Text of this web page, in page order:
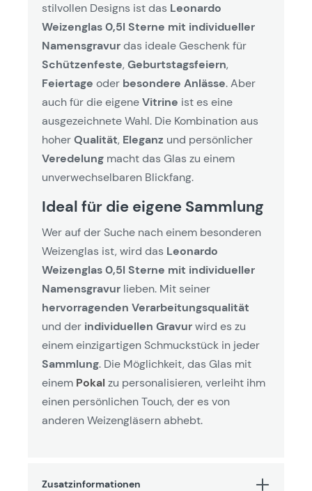
stilvollen Designs ist das Leonardo
Weizenglas 0,5l Sterne mit individueller
Namensgravurdas ideale Geschenk für
Schützenfeste, Geburtstagsfeiern,
Feiertage oder besondere Anlässe. Aber
auch für die eigeneVitrine ist es eine
ausgezeichnete Wahl. Die Kombination aus
hoherQualität, Eleganz und persönlicher
Veredelung macht das Glas zu einem
unverwechselbaren Blickfang.
Ideal für die eigene Sammlung
Wer auf der Suche nach einem besonderen
Weizenglas ist, wird das Leonardo
Weizenglas 0,5l Sterne mit individueller
Namensgravur lieben. Mit seiner
hervorragenden Verarbeitungsqualität
und der individuellen Gravurwird es zu
einem einzigartigen Schmuckstück in jeder
Sammlung. Die Möglichkeit, das Glas mit
einem Pokal zu personalisieren, verleiht ihm
einen persönlichen Touch, der es von
anderen Weizengläsern abhebt.
Zusatzinformationen